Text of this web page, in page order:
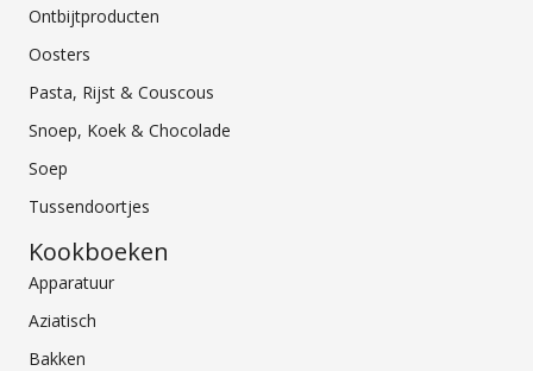
Ontbijtproducten
Oosters
Pasta, Rijst & Couscous
Snoep, Koek & Chocolade
Soep
Tussendoortjes
Kookboeken
Apparatuur
Aziatisch
Bakken